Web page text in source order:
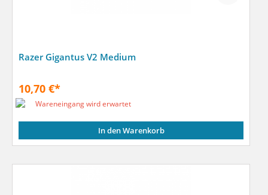
Razer Gigantus V2 Medium
10,70 €*
Wareneingang wird erwartet
In den Warenkorb